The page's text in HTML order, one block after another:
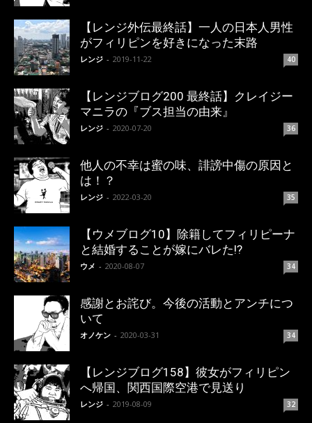
【レンジ外伝最終話】一人の日本人男性
がフィリピンを好きになった末路
レンジ - 2019-11-22 40
【レンジブログ200 最終話】クレイジー
マニラの『ブス担当の由来』
レンジ - 2020-07-20 36
他人の不幸は蜜の味、誹謗中傷の原因と
は！？
レンジ - 2022-03-20 35
【ウメブログ10】除籍してフィリピーナ
と結婚することが嫁にバレた!?
ウメ - 2020-08-07 34
感謝とお詫び。今後の活動とアンチにつ
いて
オノケン - 2020-03-31 34
【レンジブログ158】彼女がフィリピン
へ帰国、関西国際空港で見送り
レンジ - 2019-08-09 32